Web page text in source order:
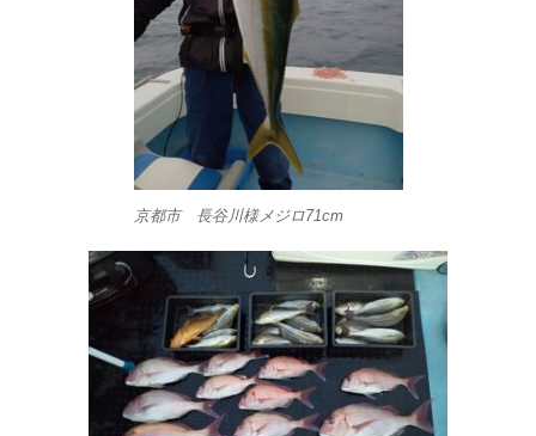
京都市 長谷川様メジロ71cm